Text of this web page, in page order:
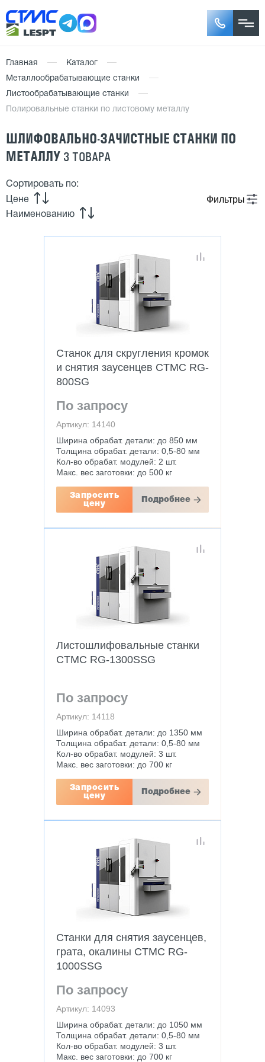
Главная
Каталог
Металлообрабатывающие станки
Листообрабатывающие станки
Полировальные станки по листовому металлу
ШЛИФОВАЛЬНО-ЗАЧИСТНЫЕ СТАНКИ ПО
МЕТАЛЛУ 3 ТОВАРА
Фильтры
Сортировать по:
Цене
Наименованию
Станок для скругления кромок
и снятия заусенцев CTMC RG-
800SG
По запросу
Артикул: 14140
Ширина обрабат. детали: до 850 мм
Толщина обрабат. детали: 0,5-80 мм
Кол-во обрабат. модулей: 2 шт.
Макс. вес заготовки: до 500 кг
Запросить
цену
Подробнее
Листошлифовальные станки
CTMC RG-1300SSG
По запросу
Артикул: 14118
Ширина обрабат. детали: до 1350 мм
Толщина обрабат. детали: 0,5-80 мм
Кол-во обрабат. модулей: 3 шт.
Макс. вес заготовки: до 700 кг
Запросить
цену
Подробнее
Станки для снятия заусенцев,
грата, окалины CTMC RG-
1000SSG
По запросу
Артикул: 14093
Ширина обрабат. детали: до 1050 мм
Толщина обрабат. детали: 0,5-80 мм
Кол-во обрабат. модулей: 3 шт.
Макс. вес заготовки: до 700 кг